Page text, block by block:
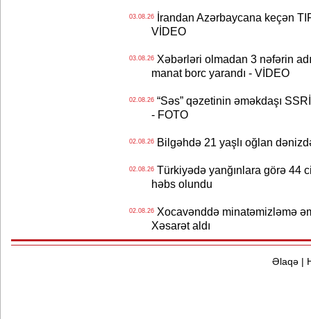
03.08.26İrandan Azərbaycana keçən
VİDEO
03.08.26Xəbərləri olmadan 3 nəfərin
manat borc yarandı - VİDEO
02.08.26“Səs” qəzetinin əməkdaşı
- FOTO
02.08.26Bilgəhdə 21 yaşlı oğlan
02.08.26Türkiyədə yanğınlara görə 44
həbs olundu
02.08.26Xocavənddə minatəmizləmə
Xəsarət aldı
Əlaqə|